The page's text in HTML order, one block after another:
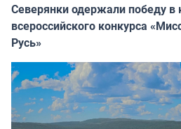
Северянки одержали победу в
всероссийского конкурса
Русь»